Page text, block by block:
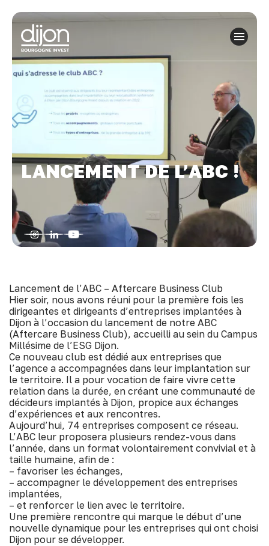
LANCEMENT DE L’ABC !
Lancement de l’ABC – Aftercare Business Club
Hier soir, nous avons réuni pour la première fois les
dirigeantes et dirigeants d’entreprises implantées à
Dijon à l’occasion du lancement de notre ABC
(Aftercare Business Club), accueilli au sein du Campus
Millésime de l’ESG Dijon.
Ce nouveau club est dédié aux entreprises que
l’agence a accompagnées dans leur implantation sur
le territoire. Il a pour vocation de faire vivre cette
relation dans la durée, en créant une communauté de
décideurs implantés à Dijon, propice aux échanges
d’expériences et aux rencontres.
Aujourd’hui, 74 entreprises composent ce réseau.
L’ABC leur proposera plusieurs rendez-vous dans
l’année, dans un format volontairement convivial et à
taille humaine, afin de :
– favoriser les échanges,
– accompagner le développement des entreprises
implantées,
– et renforcer le lien avec le territoire.
Une première rencontre qui marque le début d’une
nouvelle dynamique pour les entreprises qui ont choisi
Dijon pour se développer.